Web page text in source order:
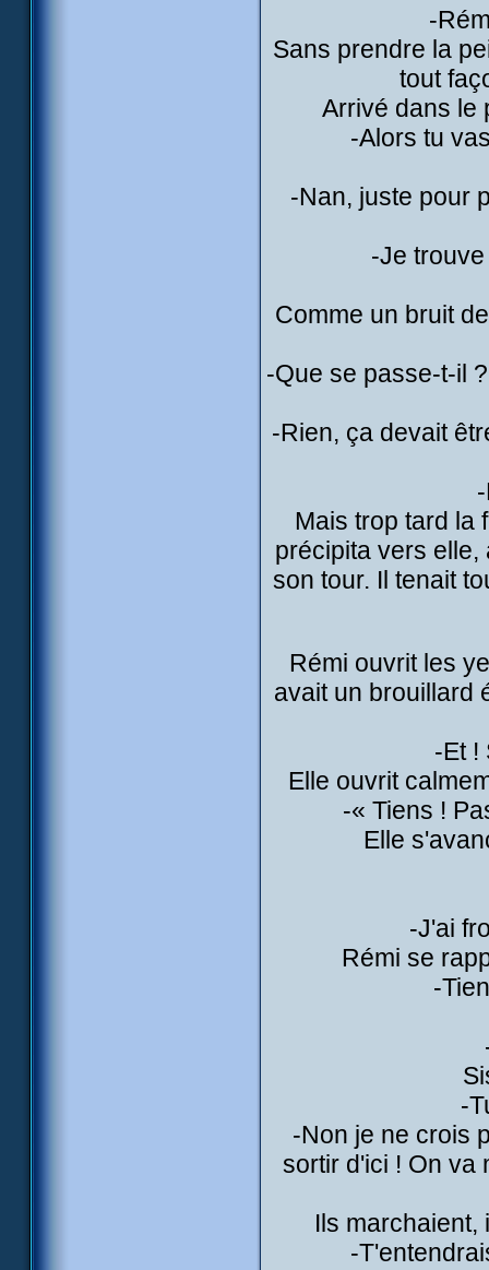
-
Sans prendre la
tout
Arrivé dans le
-Alors tu
-Nan, juste pour
-Je
Comme un bruit
-Que se passe-t-il
-Rien, ça devait
Mais trop tard la
précipita vers elle,
son tour. Il tenait
Rémi ouvrit les
avait un brouillard
-Et !
Elle ouvrit
-« Tiens !
Elle
-J'ai
Rémi se
-
-
-Non je ne crois
sortir d'ici ! On va
Ils
-